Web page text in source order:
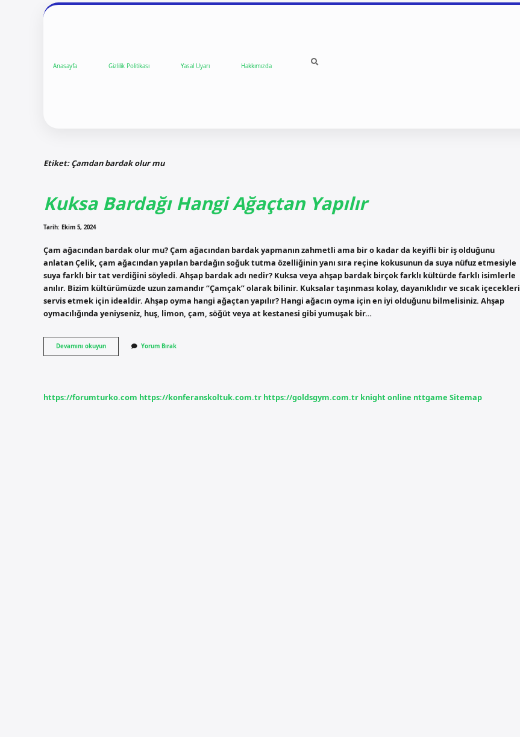
Anasayfa Gizlilik Politikası Yasal Uyarı Hakkımızda
Etiket:Çamdan bardak olur mu
Kuksa Bardağı Hangi Ağaçtan Yapılır
Tarih: Ekim 5, 2024
Çam ağacından bardak olur mu? Çam ağacından bardak yapmanın zahmetli ama bir o kadar da keyifli bir iş olduğunu
anlatan Çelik, çam ağacından yapılan bardağın soğuk tutma özelliğinin yanı sıra reçine kokusunun da suya nüfuz etmesiyle
suya farklı bir tat verdiğini söyledi. Ahşap bardak adı nedir? Kuksa veya ahşap bardak birçok farklı kültürde farklı isimlerle
anılır. Bizim kültürümüzde uzun zamandır “Çamçak” olarak bilinir. Kuksalar taşınması kolay, dayanıklıdır ve sıcak içecekleri
servis etmek için idealdir. Ahşap oyma hangi ağaçtan yapılır? Hangi ağacın oyma için en iyi olduğunu bilmelisiniz. Ahşap
oymacılığında yeniyseniz, huş, limon, çam, söğüt veya at kestanesi gibi yumuşak bir…
Devamını okuyunKuksa
Bardağı
Yorum Bırak
https://forumturko.com https://konferanskoltuk.com.tr https://goldsgym.com.tr knight online nttgame Sitemap